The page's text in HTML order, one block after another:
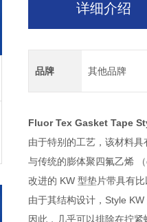
详细介绍
品牌 其他品牌
Fluor Tex Gasket Tape
由于特别的工艺，该材料具
与传统的膨体聚四氟乙烯
改进的 KW 型垫片带具有比
由于其结构设计，Style
因此，几乎可以排除在拧紧